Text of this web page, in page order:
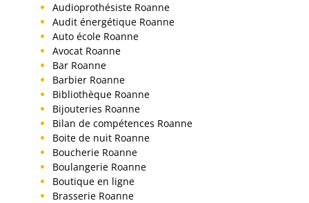
Audioprothésiste Roanne
Audit énergétique Roanne
Auto école Roanne
Avocat Roanne
Bar Roanne
Barbier Roanne
Bibliothèque Roanne
Bijouteries Roanne
Bilan de compétences Roanne
Boite de nuit Roanne
Boucherie Roanne
Boulangerie Roanne
Boutique en ligne
Brasserie Roanne